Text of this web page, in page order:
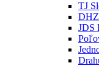
TJ
JDS